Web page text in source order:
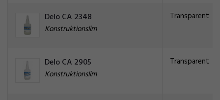
Delo CA 2348
Konstruktionslim
Transparent
Delo CA 2905
Konstruktionslim
Transparent